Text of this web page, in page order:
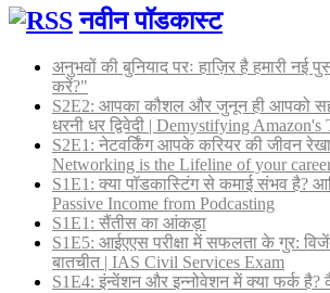
नवीन पॉडकास्ट
अनुभवों की बुनियाद परः हाज़िर है हमारी नई
करें?"
S2E2: आपका कौशल और जुनून ही आपको
धरनी धर द्विवेदी | Demystifying
S2E1: नेटवर्किंग आपके करियर की जीवन
Networking is the Lifeline of your
S1E1: क्या पॉडकास्टिंग से कमाई संभव है?
Passive Income from Podcasting
S1E1: सैंतीस का आंकड़ा
S1E5: आईएएस परीक्षा में सफलता के गुर:
बातचीत | IAS Civil Services Exam
S1E4: इंन्वेंशन और इन्नोवेशन में क्या फर्क है?